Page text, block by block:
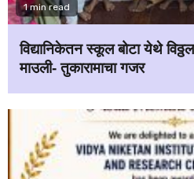
1 min read
विद्यानिकेतन स्कूल बोटा येथे विठ्ठल
माउली- तुकारामाचा गजर